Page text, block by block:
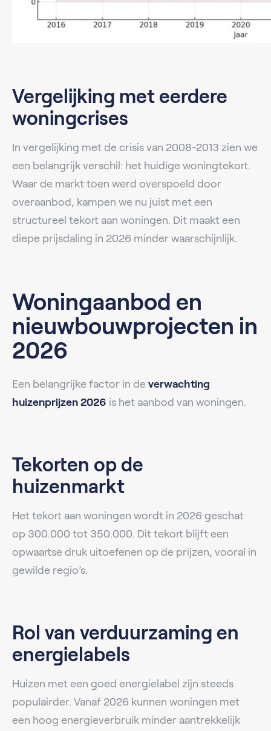
Vergelijking met eerdere
woningcrises
In vergelijking met de crisis van 2008-2013 zien we
een belangrijk verschil: het huidige woningtekort.
Waar de markt toen werd overspoeld door
overaanbod, kampen we nu juist met een
structureel tekort aan woningen. Dit maakt een
diepe prijsdaling in 2026 minder waarschijnlijk.
Woningaanbod en
nieuwbouwprojecten in
2026
Een belangrijke factor in de verwachting
huizenprijzen 2026 is het aanbod van woningen.
Tekorten op de
huizenmarkt
Het tekort aan woningen wordt in 2026 geschat
op 300.000 tot 350.000. Dit tekort blijft een
opwaartse druk uitoefenen op de prijzen, vooral in
gewilde regio’s.
Rol van verduurzaming en
energielabels
Huizen met een goed energielabel zijn steeds
populairder. Vanaf 2026 kunnen woningen met
een hoog energieverbruik minder aantrekkelijk